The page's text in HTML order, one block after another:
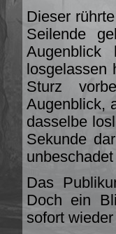
Dieser
Seilende
Augenblick
losgelassen
Sturz
Augenblick,
dasselbe
Sekunde
Das
Doch ein
sofort